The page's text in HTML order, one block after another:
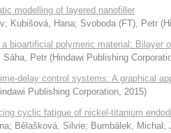
modelling of layered nanofiller
; Kubišová, Hana; Svoboda (FT), Petr (
bioartificial polymeric material: Bilayer
Sáha, Petr (Hindawi Publishing
delay control systems: A graphical
Publishing Corporation, 2015)
cyclic fatigue of nickel-titanium
; Bělašková, Silvie; Bumbálek, Michal ;